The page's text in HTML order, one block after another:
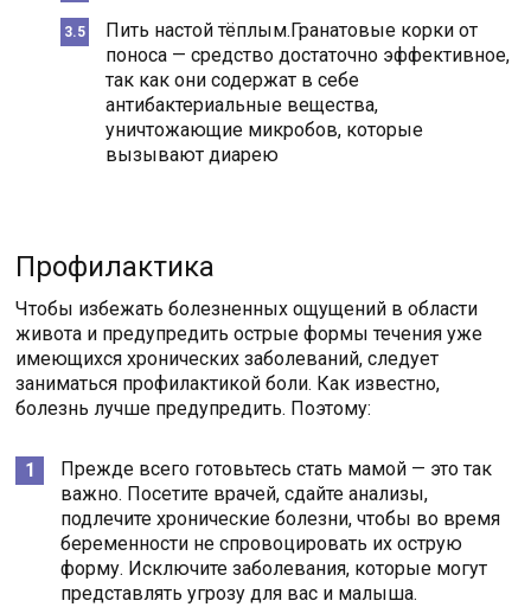
Пить настой тёплым.Гранатовые корки от
поноса — средство достаточно эффективное,
так как они содержат в себе
антибактериальные вещества,
уничтожающие микробов, которые
вызывают диарею
Профилактика
Чтобы избежать болезненных ощущений в области
живота и предупредить острые формы течения уже
имеющихся хронических заболеваний, следует
заниматься профилактикой боли. Как известно,
болезнь лучше предупредить. Поэтому:
Прежде всего готовьтесь стать мамой — это так
важно. Посетите врачей, сдайте анализы,
подлечите хронические болезни, чтобы во время
беременности не спровоцировать их острую
форму. Исключите заболевания, которые могут
представлять угрозу для вас и малыша.